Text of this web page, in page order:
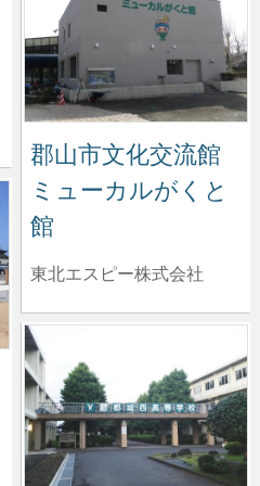
郡山市文化交流館
ミューカルがくと
館
東北エスピー株式会社